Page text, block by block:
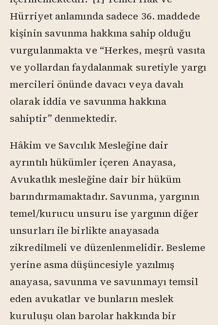
Hürriyet anlamında sadece 36. maddede
kişinin savunma hakkına sahip olduğu
vurgulanmakta ve “Herkes, meşrû vasıta
ve yollardan faydalanmak suretiyle yargı
mercileri önünde davacı veya davalı
olarak iddia ve savunma hakkına
sahiptir” denmektedir.
Hâkim ve Savcılık Mesleğine dair
ayrıntılı hükümler içeren Anayasa,
Avukatlık mesleğine dair bir hüküm
barındırmamaktadır. Savunma, yargının
temel/kurucu unsuru ise yargının diğer
unsurları ile birlikte anayasada
zikredilmeli ve düzenlenmelidir. Besleme
yerine asma düşüncesiyle yazılmış
anayasa, savunma ve savunmayı temsil
eden avukatlar ve bunların meslek
kuruluşu olan barolar hakkında bir